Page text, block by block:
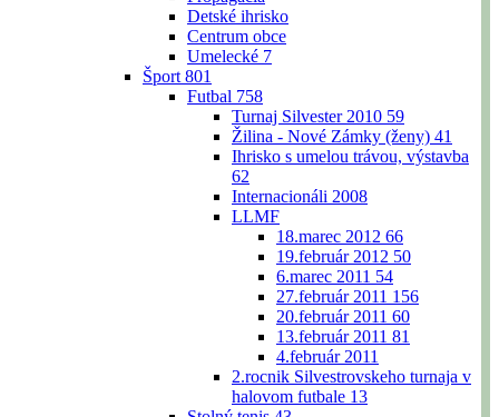
Detské ihrisko
Centrum obce
Umelecké 7
Šport 801
Futbal 758
Turnaj Silvester 2010 59
Žilina - Nové Zámky (ženy) 41
Ihrisko s umelou trávou, výstavba
62
Internacionáli 2008
LLMF
18.marec 2012 66
19.február 2012 50
6.marec 2011 54
27.február 2011 156
20.február 2011 60
13.február 2011 81
4.február 2011
2.rocnik Silvestrovskeho turnaja v
halovom futbale 13